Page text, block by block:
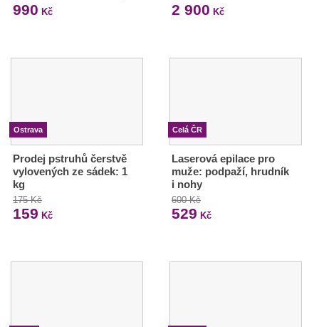
990 Kč 2 900 Kč
Ostrava
Prodej pstruhů čerstvě
vylovených ze sádek: 1
kg
175 Kč
159 Kč
Celá ČR
Laserová epilace pro
muže: podpaží, hrudník
i nohy
600 Kč
529 Kč